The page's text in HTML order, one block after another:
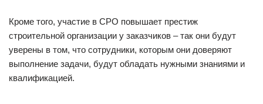
Кроме того, участие в СРО повышает престиж
строительной организации у заказчиков – так они будут
уверены в том, что сотрудники, которым они доверяют
выполнение задачи, будут обладать нужными знаниями и
квалификацией.